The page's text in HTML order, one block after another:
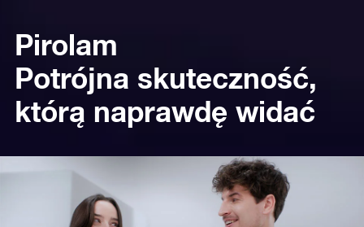
Pirolam
Potrójna skuteczność,
którą naprawdę widać